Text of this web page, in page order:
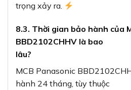
trọng xảy ra.
8.3. Thời gian bảo hành của
BBD2102CHHV là bao
lâu?
MCB Panasonic
hành 24 tháng, tùy thuộc